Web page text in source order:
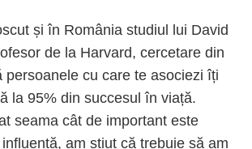
și în România studiul lui David
de la Harvard, cercetare din
persoanele cu care te asociezi îți
la 95% din succesul în viață.
seama cât de important este
am știut că trebuie să am